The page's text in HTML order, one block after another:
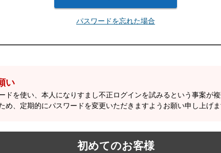
パスワードを忘れた場合
い
ドを使い、本人になりすまし不正ログインを試みるという事案が
め、定期的にパスワードを変更いただきますようお願い申し上げま
初めてのお客様